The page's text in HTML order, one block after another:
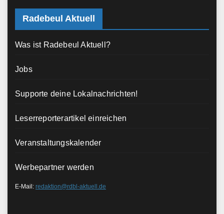
Radebeul Aktuell
Was ist Radebeul Aktuell?
Jobs
Supporte deine Lokalnachrichten!
Leserreporterartikel einreichen
Veranstaltungskalender
Werbepartner werden
E-Mail: redaktion@rdbl-aktuell.de